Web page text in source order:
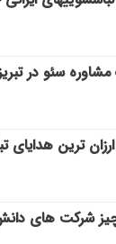
سئو در
ترین هدایای
شرکت های